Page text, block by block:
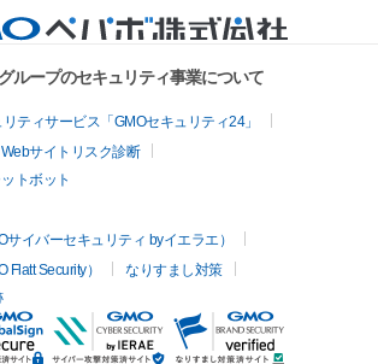
ループのセキュリティ事業について
ティサービス「GMOセキュリティ24」
Webサイトリスク診断
トボット
イバーセキュリティ byイエラエ）
Security）
なりすまし対策